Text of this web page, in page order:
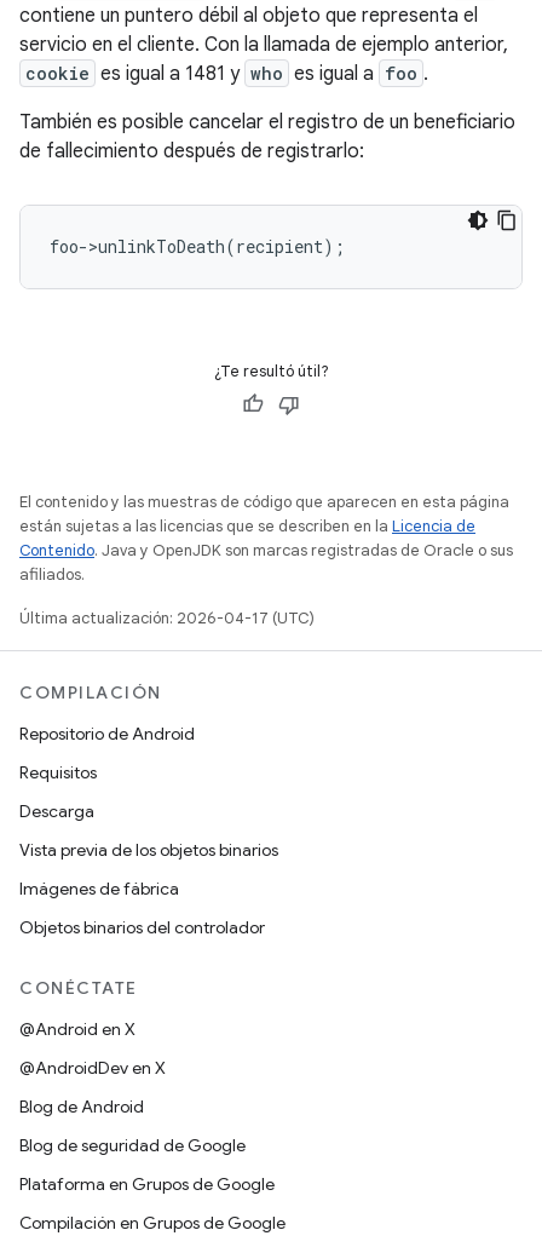
contiene un puntero débil al objeto que representa el
servicio en el cliente. Con la llamada de ejemplo anterior,
cookie es igual a 1481 y who es igual a foo .
También es posible cancelar el registro de un beneficiario
de fallecimiento después de registrarlo:
foo->unlinkToDeath(recipient);
¿Te resultó útil?
El contenido y las muestras de código que aparecen en esta página
están sujetas a las licencias que se describen en la Licencia de
Contenido. Java y OpenJDK son marcas registradas de Oracle o sus
afiliados.
Última actualización: 2026-04-17 (UTC)
COMPILACIÓN
Repositorio de Android
Requisitos
Descarga
Vista previa de los objetos binarios
Imágenes de fábrica
Objetos binarios del controlador
CONÉCTATE
@Android en X
@AndroidDev en X
Blog de Android
Blog de seguridad de Google
Plataforma en Grupos de Google
Compilación en Grupos de Google